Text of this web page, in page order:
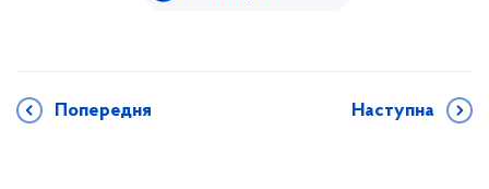
Попередня Наступна